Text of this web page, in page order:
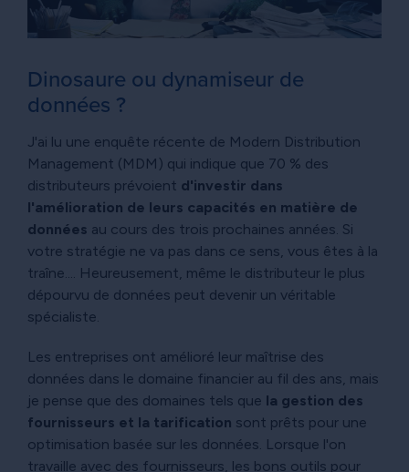
Dinosaure ou dynamiseur de
données ?
J'ai lu une enquête récente de Modern Distribution
Management (MDM) qui indique que 70 % des
distributeurs prévoient d'investir dans
l'amélioration de leurs capacités en matière de
données au cours des trois prochaines années. Si
votre stratégie ne va pas dans ce sens, vous êtes à la
traîne.... Heureusement, même le distributeur le plus
dépourvu de données peut devenir un véritable
spécialiste.
Les entreprises ont amélioré leur maîtrise des
données dans le domaine financier au fil des ans, mais
je pense que des domaines tels que la gestion des
fournisseurs et la tarification sont prêts pour une
optimisation basée sur les données. Lorsque l'on
travaille avec des fournisseurs, les bons outils pour